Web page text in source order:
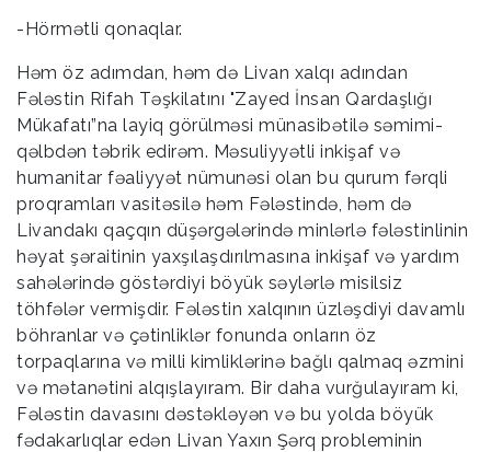
-Hörmətli qonaqlar.
Həm öz adımdan, həm də Livan xalqı adından
Fələstin Rifah Təşkilatını "Zayed İnsan Qardaşlığı
Mükafatı”na layiq görülməsi münasibətilə səmimi-
qəlbdən təbrik edirəm. Məsuliyyətli inkişaf və
humanitar fəaliyyət nümunəsi olan bu qurum fərqli
proqramları vasitəsilə həm Fələstində, həm də
Livandakı qaçqın düşərgələrində minlərlə fələstinlinin
həyat şəraitinin yaxşılaşdırılmasına inkişaf və yardım
sahələrində göstərdiyi böyük səylərlə misilsiz
töhfələr vermişdir. Fələstin xalqının üzləşdiyi davamlı
böhranlar və çətinliklər fonunda onların öz
torpaqlarına və milli kimliklərinə bağlı qalmaq əzmini
və mətanətini alqışlayıram. Bir daha vurğulayıram ki,
Fələstin davasını dəstəkləyən və bu yolda böyük
fədakarlıqlar edən Livan Yaxın Şərq probleminin